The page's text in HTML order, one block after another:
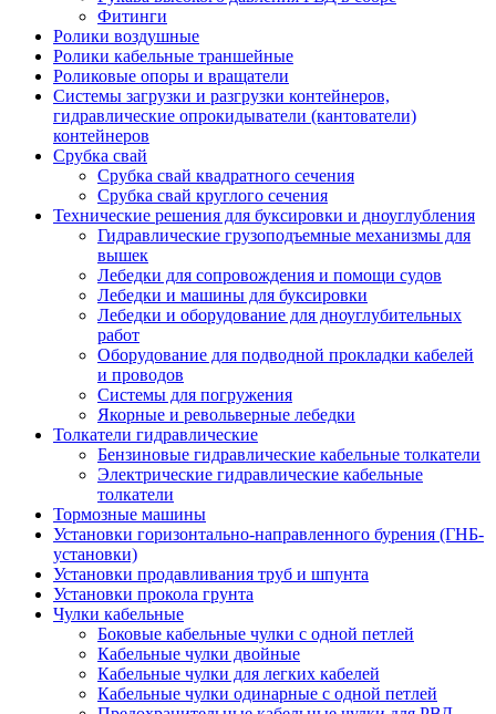
Фитинги
Ролики воздушные
Ролики кабельные траншейные
Роликовые опоры и вращатели
Системы загрузки и разгрузки контейнеров,
гидравлические опрокидыватели (кантователи)
контейнеров
Срубка свай
Срубка свай квадратного сечения
Срубка свай круглого сечения
Технические решения для буксировки и дноуглубления
Гидравлические грузоподъемные механизмы для
вышек
Лебедки для сопровождения и помощи судов
Лебедки и машины для буксировки
Лебедки и оборудование для дноуглубительных
работ
Оборудование для подводной прокладки кабелей
и проводов
Системы для погружения
Якорные и револьверные лебедки
Толкатели гидравлические
Бензиновые гидравлические кабельные толкатели
Электрические гидравлические кабельные
толкатели
Тормозные машины
Установки горизонтально-направленного бурения (ГНБ-
установки)
Установки продавливания труб и шпунта
Установки прокола грунта
Чулки кабельные
Боковые кабельные чулки с одной петлей
Кабельные чулки двойные
Кабельные чулки для легких кабелей
Кабельные чулки одинарные с одной петлей